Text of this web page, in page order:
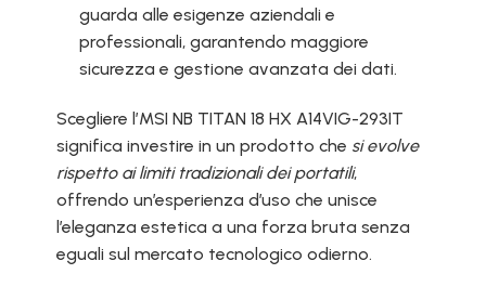
guarda alle esigenze aziendali e
professionali, garantendo maggiore
sicurezza e gestione avanzata dei dati.
Scegliere l’MSI NB TITAN 18 HX A14VIG-293IT
significa investire in un prodotto che si evolve
rispetto ai limiti tradizionali dei portatili,
offrendo un’esperienza d’uso che unisce
l’eleganza estetica a una forza bruta senza
eguali sul mercato tecnologico odierno.